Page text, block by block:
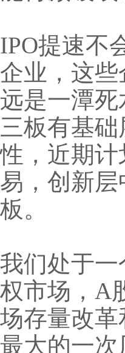
IPO提速不
企业，这
远是一潭
三板有基
性，近期
易，创新
板。
我们处于
权市场，A
场存量改
最大的一